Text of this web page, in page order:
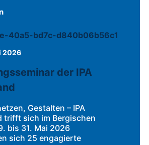
2026
der IPA
Gestalten – IPA
trifft sich im Bergischen
bis 31. Mai 2026
sich 25 engagierte